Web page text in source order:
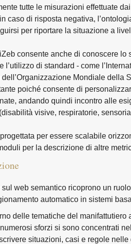
tutte le misurazioni effettuate
caso di risposta negativa,
per riportare la situazione a
iZeb consente anche di conoscere
l’utilizzo di standard - come
Mondiale della
poiché consente di
andando quindi incontro alle
visive, respiratorie,
per essere scalabile
per la descrizione di altre
sul web semantico ricoprono un
automatico in sistemi
delle tematiche del
sforzi si sono concentrati
situazioni, casi e regole nelle